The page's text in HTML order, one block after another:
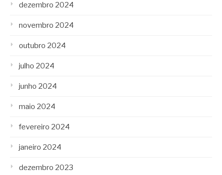
dezembro 2024
novembro 2024
outubro 2024
julho 2024
junho 2024
maio 2024
fevereiro 2024
janeiro 2024
dezembro 2023